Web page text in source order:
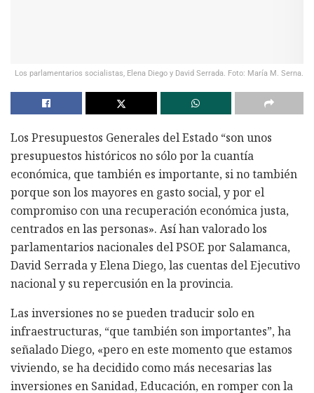
Los parlamentarios socialistas, Elena Diego y David Serrada. Foto: María M. Serna.
Los Presupuestos Generales del Estado “son unos
presupuestos históricos no sólo por la cuantía
económica, que también es importante, si no también
porque son los mayores en gasto social, y por el
compromiso con una recuperación económica justa,
centrados en las personas». Así han valorado los
parlamentarios nacionales del PSOE por Salamanca,
David Serrada y Elena Diego, las cuentas del Ejecutivo
nacional y su repercusión en la provincia.
Las inversiones no se pueden traducir solo en
infraestructuras, “que también son importantes”, ha
señalado Diego, «pero en este momento que estamos
viviendo, se ha decidido como más necesarias las
inversiones en Sanidad, Educación, en romper con la